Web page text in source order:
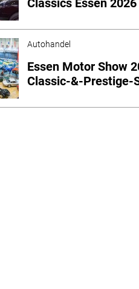
Classics Essen
Autohandel
Essen Motor Show
Classic-&-Prestige-